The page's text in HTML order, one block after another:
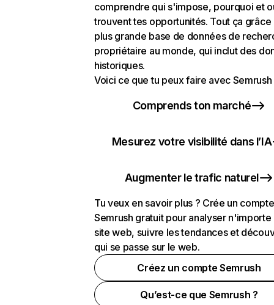
comprendre qui s'impose, pourquoi et
trouvent tes opportunités. Tout ça grâce
plus grande base de données de
propriétaire au monde, qui inclut des
historiques.
Voici ce que tu peux faire avec Semrush
Comprends ton marché
Mesurez votre visibilité dans l’IA
Augmenter le trafic naturel
Tu veux en savoir plus ? Crée un compte
Semrush gratuit pour analyser n'importe
site web, suivre les tendances et
qui se passe sur le web.
Créez un compte Semrush
Qu’est-ce que Semrush ?